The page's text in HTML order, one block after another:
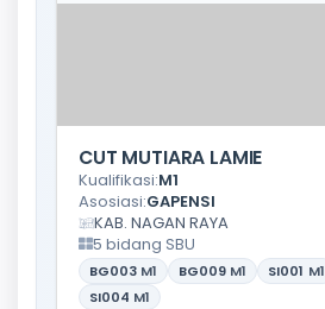
CUT MUTIARA LAMIE
Kualifikasi:M1
Asosiasi:GAPENSI
KAB. NAGAN RAYA
5 bidang SBU
BG003 M1 BG009 M1 SI001 M1
SI004 M1